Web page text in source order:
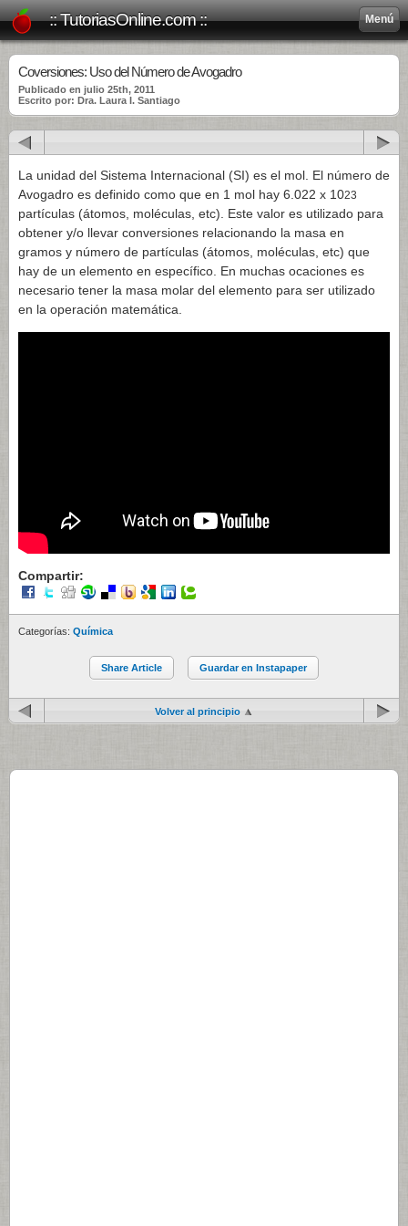
:: TutoriasOnline.com :: Menú
Coversiones: Uso del Número de Avogadro
Publicado en julio 25th, 2011
Escrito por: Dra. Laura I. Santiago
La unidad del Sistema Internacional (SI) es el mol. El número de
Avogadro es definido como que en 1 mol hay 6.022 x 1023
partículas (átomos, moléculas, etc).
Este valor es utilizado para
obtener y/o llevar conversiones relacionando la masa en
gramos y número de partículas (átomos, moléculas, etc) que
hay de un elemento en específico. En muchas ocaciones es
necesario tener la masa molar del elemento para ser utilizado
en la operación matemática.
Compartir:
Categorías: Química
Share Article Guardar en Instapaper
Volver al principio